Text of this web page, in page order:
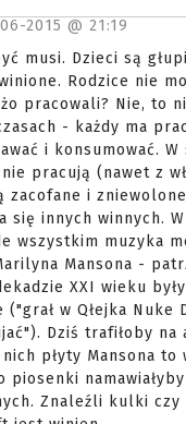
2015 @ 21:19
musi. Dzieci są
Rodzice nie
pracowali? Nie, to
- każdy ma
i konsumować.
pracują (nawet z
zacofane i
się innych winnych.
wszystkim muzyka
Mansona -
XXI wieku
("grał w Qłejka Nuke
Dziś trafiłoby na
płyty Mansona to
piosenki
Znaleźli kulki